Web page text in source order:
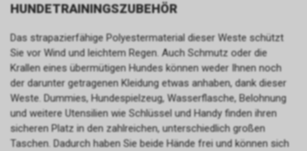
HUNDETRAININGSZUBEHÖR
Das strapazierfähige Polyestermaterial dieser Weste schützt
Sie vor Wind und leichtem Regen. Auch Schmutz oder die
Krallen eines übermütigen Hundes können weder Ihnen noch
der darunter getragenen Kleidung etwas anhaben, dank dieser
Weste. Dummies, Hundespielzeug, Wasserflasche, Belohnung
und weitere Utensilien wie Schlüssel und Handy finden ihren
sicheren Platz in den zahlreichen, unterschiedlich großen
Taschen. Dadurch haben Sie beide Hände frei und können sich